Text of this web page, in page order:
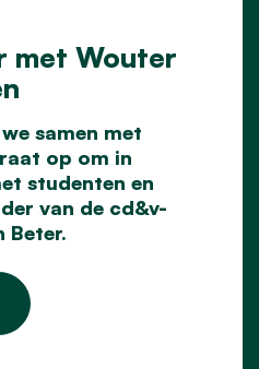
met Wouter
samen met
op om in
studenten en
van de cd&v-
Beter.